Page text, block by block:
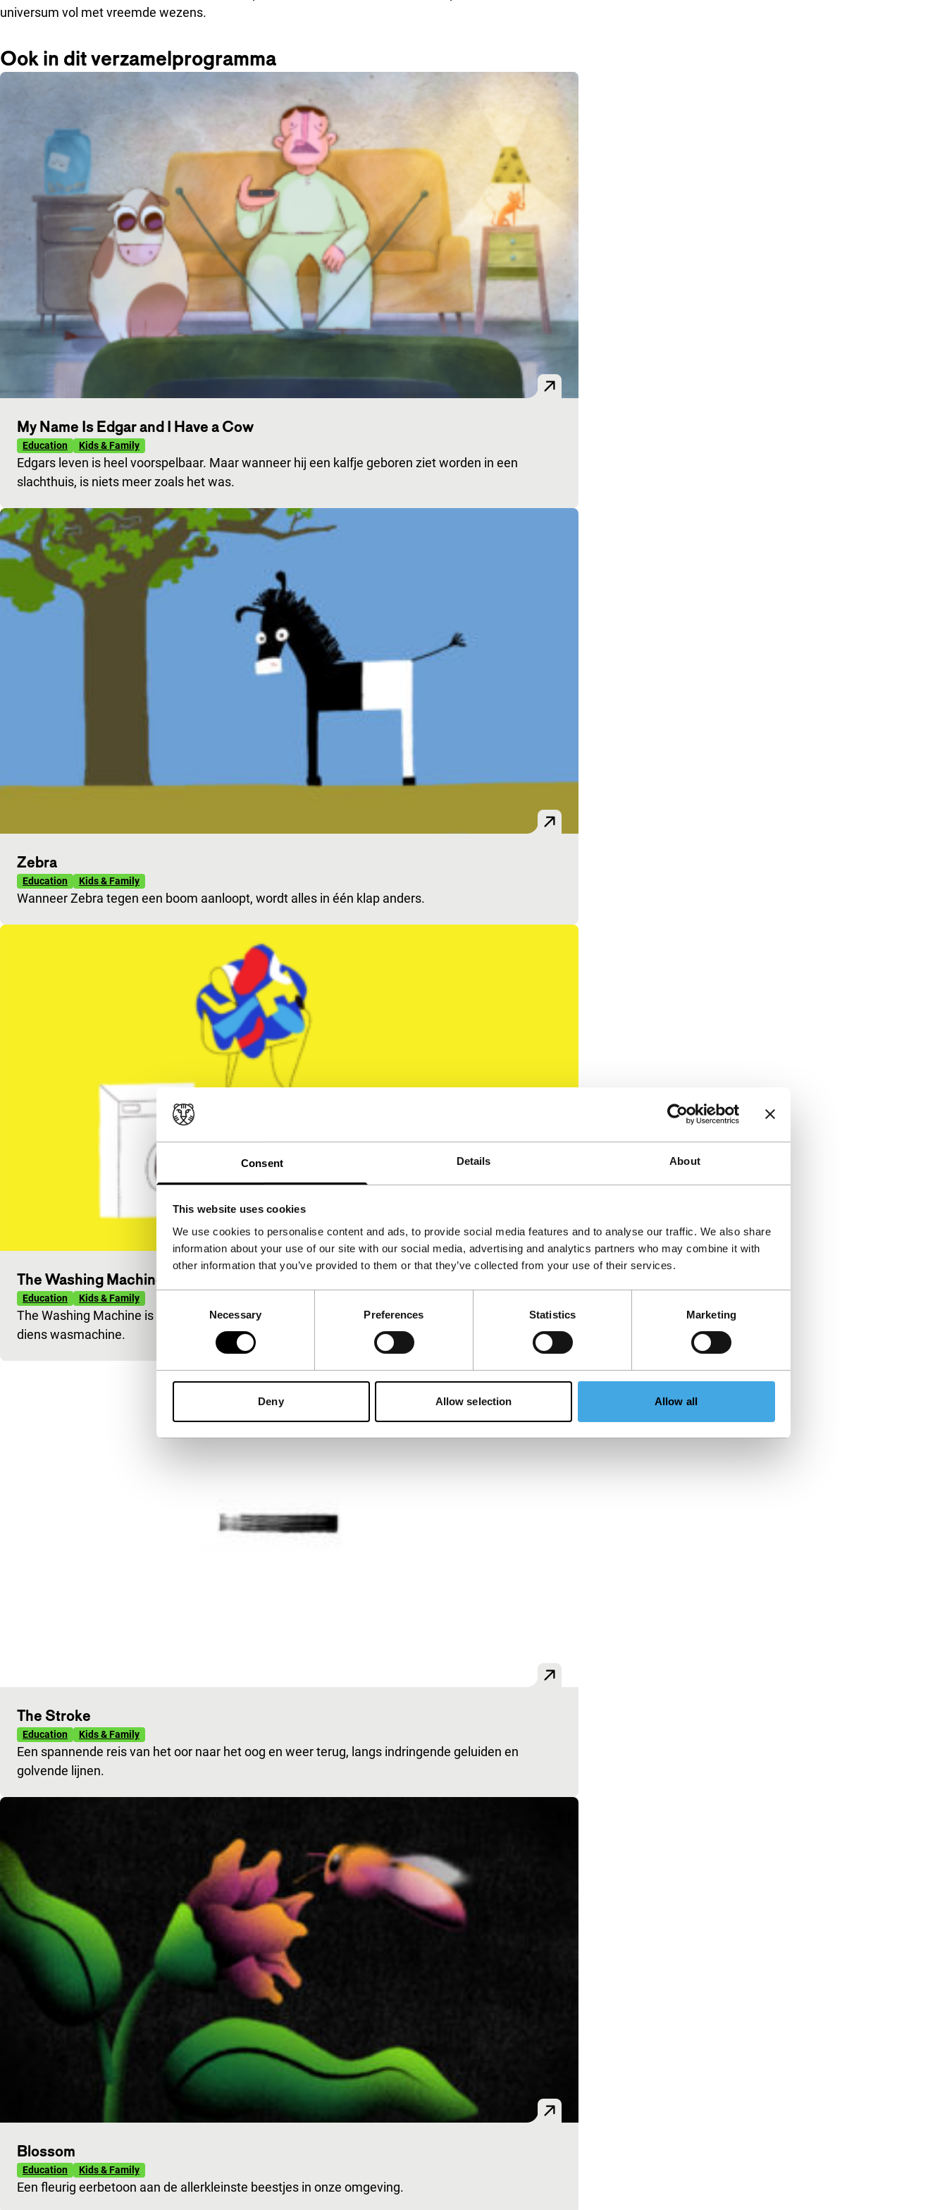
Consent Details About
This website uses cookies
We use cookies to personalise content and ads, to provide social media features and to analyse our traffic. We also share
information about your use of our site with our social media, advertising and analytics partners who may combine it with
other information that you’ve provided to them or that they’ve collected from your use of their services.
Necessary Preferences Statistics Marketing
Deny Allow selection Allow all
universum vol met vreemde wezens.
Ook in dit verzamelprogramma
My Name Is Edgar and I Have a Cow
Education Kids & Family
Edgars leven is heel voorspelbaar. Maar wanneer hij een kalfje geboren ziet worden in een
slachthuis, is niets meer zoals het was.
Zebra
Education Kids & Family
Wanneer Zebra tegen een boom aanloopt, wordt alles in één klap anders.
The Washing Machine
Education Kids & Family
The Washing Machine is een kleurrijk inkijkje in de gecompliceerde relatie tussen een mens en
diens wasmachine.
The Stroke
Education Kids & Family
Een spannende reis van het oor naar het oog en weer terug, langs indringende geluiden en
golvende lijnen.
Blossom
Education Kids & Family
Een fleurig eerbetoon aan de allerkleinste beestjes in onze omgeving.